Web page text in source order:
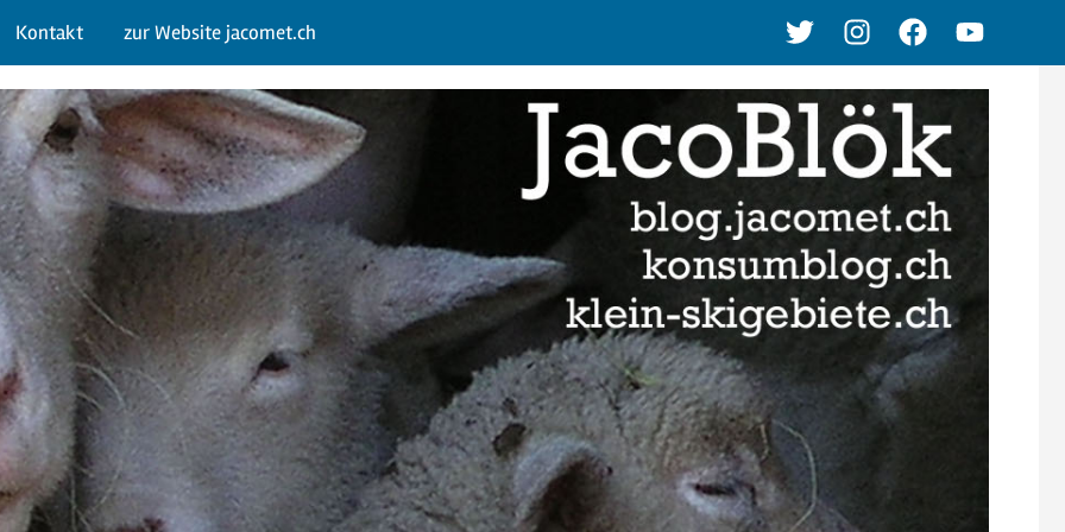
TwitterInstagramFacebookYoutube
Kontakt zur Website jacomet.ch